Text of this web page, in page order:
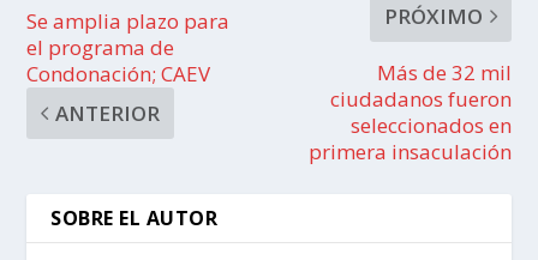
Se amplia plazo para
el programa de
Condonación; CAEV
ANTERIOR
PRÓXIMO
Más de 32 mil
ciudadanos fueron
seleccionados en
primera insaculación
SOBRE EL AUTOR